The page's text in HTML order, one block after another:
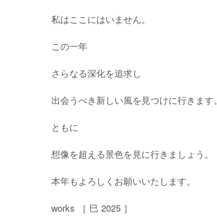
私はここにはいません。
この一年
さらなる深化を追求し
出会うべき新しい風を見つけに行きます。
ともに
想像を超える景色を見に行きましょう。
本年もよろしくお願いいたします。
works ［ 巳 2025 ］